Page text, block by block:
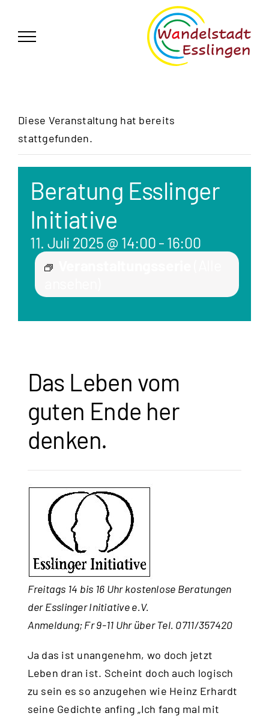
springen
Diese Veranstaltung hat bereits
stattgefunden.
Beratung Esslinger
Initiative
11. Juli 2025 @ 14:00 - 16:00
Das Leben vom
guten Ende her
denken.
Freitags 14 bis 16 Uhr kostenlose Beratungen
der Esslinger Initiative e.V.
Anmeldung; Fr 9-11 Uhr über Tel. 0711/357420
Ja das ist unangenehm, wo doch jetzt
Leben dran ist. Scheint doch auch logisch
zu sein es so anzugehen wie Heinz Erhardt
seine Gedichte anfing „Ich fang mal mit